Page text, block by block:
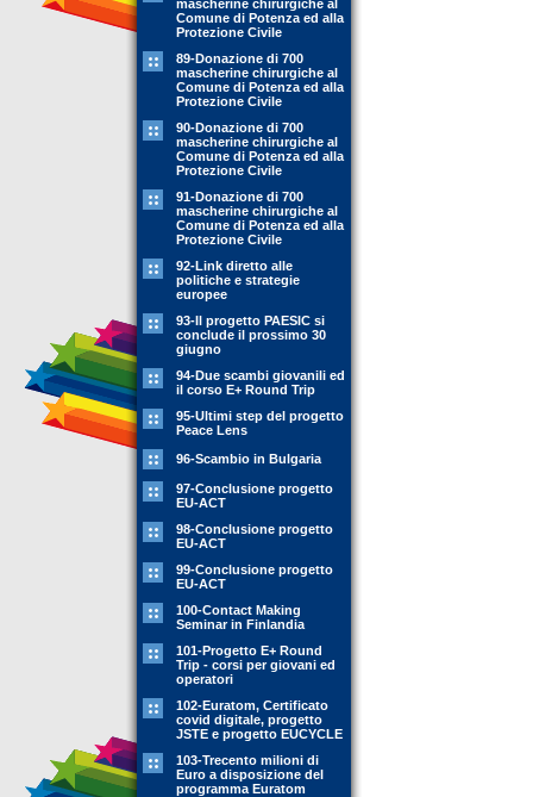
mascherine chirurgiche al
Comune di Potenza ed alla
Protezione Civile
89-Donazione di 700
mascherine chirurgiche al
Comune di Potenza ed alla
Protezione Civile
90-Donazione di 700
mascherine chirurgiche al
Comune di Potenza ed alla
Protezione Civile
91-Donazione di 700
mascherine chirurgiche al
Comune di Potenza ed alla
Protezione Civile
92-Link diretto alle
politiche e strategie
europee
93-Il progetto PAESIC si
conclude il prossimo 30
giugno
94-Due scambi giovanili ed
il corso E+ Round Trip
95-Ultimi step del progetto
Peace Lens
96-Scambio in Bulgaria
97-Conclusione progetto
EU-ACT
98-Conclusione progetto
EU-ACT
99-Conclusione progetto
EU-ACT
100-Contact Making
Seminar in Finlandia
101-Progetto E+ Round
Trip - corsi per giovani ed
operatori
102-Euratom, Certificato
covid digitale, progetto
JSTE e progetto EUCYCLE
103-Trecento milioni di
Euro a disposizione del
programma Euratom